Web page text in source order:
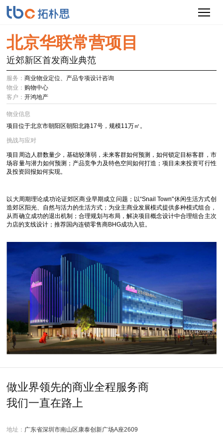
北京华联常营项目
近郊新区首发商业典范
服务：商业物业定位、产品专项设计咨询
物业： 购物中心
客户：开鸿地产
物业信息
项目位于北京市朝阳区朝阳北路17号，规模11万㎡。
挑战与应对
项目周边人群数量少，基础较薄弱，未来客群如何预测，如何锁定目标客群，市
场容量与潜力如何预测；产品竞争力及特色空间如何打造；项目未来投资可行性
及投资回报如何实现。
以大周期理论成功论证郊区商业早期成立问题；以“Snail Town"休闲生活方式创
造郊区阳光、自然与活力的生活方式；为业主商业发展模式提供多种模式组合，
从而确立成功的退出机制；合理规划与布局，解决项目概念设计中合理组合主次
力店的支线设计；推荐国内连锁零售商BHG成功入驻。
做业界领先的商业全程服务商
我们一直在路上
地址： 广东省深圳市南山区康泰创新广场A座2609